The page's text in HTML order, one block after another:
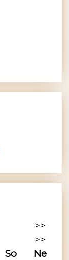
>>
>>
So
Ne